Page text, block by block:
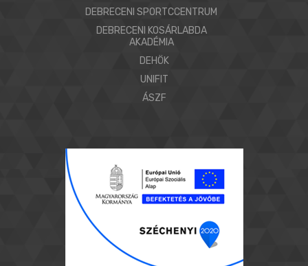
DEBRECENI SPORTCCENTRUM
DEBRECENI KOSÁRLABDA
AKADÉMIA
DEHÖK
UNIFIT
ÁSZF